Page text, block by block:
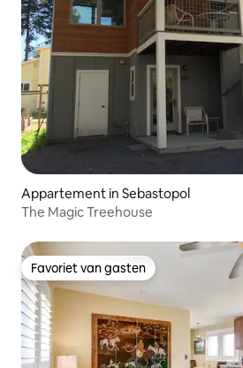
Appartement in Sebastopol
The Magic Treehouse
Favoriet van gasten
Favoriet van gasten